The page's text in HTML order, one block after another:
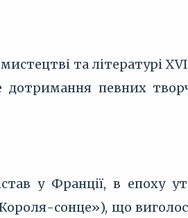
та літературі
дотримання певних
у Франції, в епоху
сонце»), що